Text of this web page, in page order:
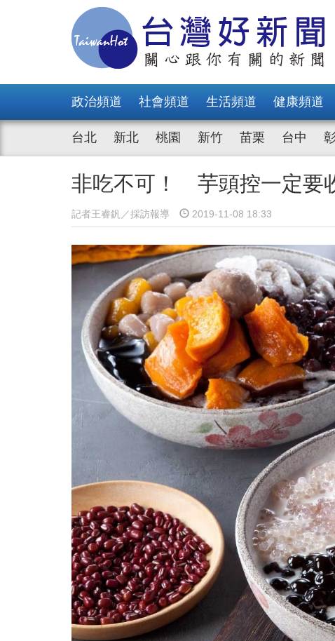
政治頻道 社會頻道 生活頻道 健康頻道
台北 新北 桃園 新竹 苗栗 台中
非吃不可！ 芋頭控一定要
記者王睿釩／採訪報導 2019-11-08 18:33